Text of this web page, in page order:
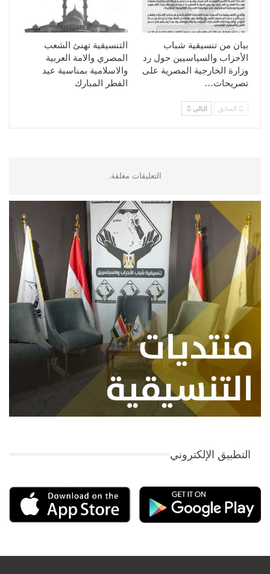
التنسيقية تهنئ الشعب
المصري والامة العربية
والاسلامية بمناسبة عيد
الفطر المبارك
بيان من تنسيقية شباب
الأحزاب والسياسيين حول رد
وزارة الخارجية المصرية على
تصريحات…
السابق التالي
التعليقات مغلقة.
التطبيق الإلكتروني